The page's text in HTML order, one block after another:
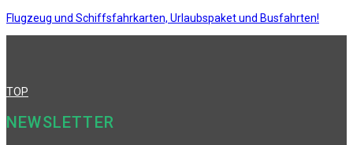
Flugzeug und Schiffsfahrkarten, Urlaubspaket und Busfahrten!
TOP
NEWSLETTER